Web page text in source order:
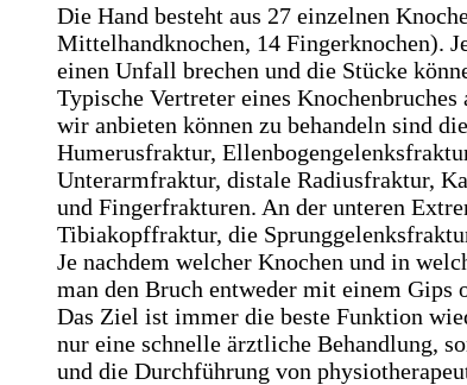
Die Hand besteht aus 27 einzelnen
Mittelhandknochen, 14 Fingerknochen).
einen Unfall brechen und die Stücke
Typische Vertreter eines
wir anbieten können zu behandeln sind
Humerusfraktur,
Unterarmfraktur, distale Radiusfraktur,
und Fingerfrakturen. An der unteren
Tibiakopffraktur, die
Je nachdem welcher Knochen und in
man den Bruch entweder mit einem Gips
Das Ziel ist immer die beste Funktion
nur eine schnelle ärztliche Behandlung,
und die Durchführung von